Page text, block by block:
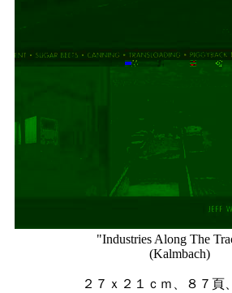
"Industries Along The
(Kalmbach)
２７ｘ２１ｃｍ、８７頁